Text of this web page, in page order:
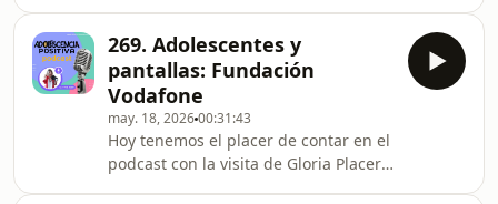
adolescentes hablan así de sus
padres, qué parte es normal
parecen haber perdido cualquier
interés por estudiar. ¿Es vaguería,
desmotivación o hay algo más detrás?
Analizamos por qué algunos jóvenes
brillantes desconectan del mundo
académico y qué podemos hacer los
padres para acompañarlos sin caer
269. Adolescentes y
pantallas: Fundación
Vodafone
may. 18, 202600:31:43
Hoy tenemos el placer de contar en el
podcast con la visita de Gloria Placer,